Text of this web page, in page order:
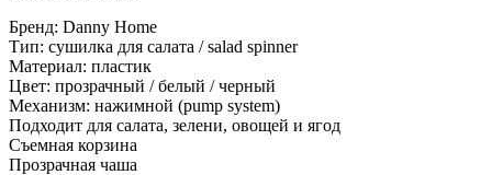
Бренд: Danny Home
Тип: сушилка для салата / salad spinner
Материал: пластик
Цвет: прозрачный / белый / черный
Механизм: нажимной (pump system)
Подходит для салата, зелени, овощей и ягод
Съемная корзина
Прозрачная чаша